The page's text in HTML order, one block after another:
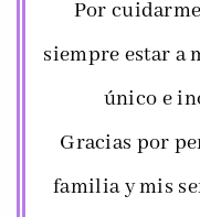
Por
siempre estar a
único e
Gracias por
familia y mis